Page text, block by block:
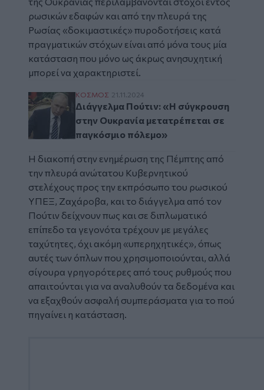
ρωσικών εδαφών και από την πλευρά της
Ρωσίας «δοκιμαστικές» πυροδοτήσεις κατά
πραγματικών στόχων είναι από μόνα τους μία
κατάσταση που μόνο ως άκρως ανησυχητική
μπορεί να χαρακτηριστεί.
Διάγγελμα Πούτιν: «Η σύγκρουση στην
ΚΟΣΜΟΣ 21.11.2024
Διάγγελμα Πούτιν: «Η σύγκρουση
στην Ουκρανία μετατρέπεται σε
παγκόσμιο πόλεμο»
Η διακοπή στην ενημέρωση της Πέμπτης από
την πλευρά ανώτατου Κυβερνητικού
στελέχους προς την εκπρόσωπο του ρωσικού
ΥΠΕΞ, Ζαχάροβα, και το διάγγελμα από τον
Πούτιν δείχνουν πως και σε διπλωματικό
επίπεδο τα γεγονότα τρέχουν με μεγάλες
ταχύτητες, όχι ακόμη «υπερηχητικές», όπως
αυτές των όπλων που χρησιμοποιούνται, αλλά
σίγουρα γρηγορότερες από τους ρυθμούς που
απαιτούνται για να αναλυθούν τα δεδομένα και
να εξαχθούν ασφαλή συμπεράσματα για το πού
πηγαίνει η κατάσταση.